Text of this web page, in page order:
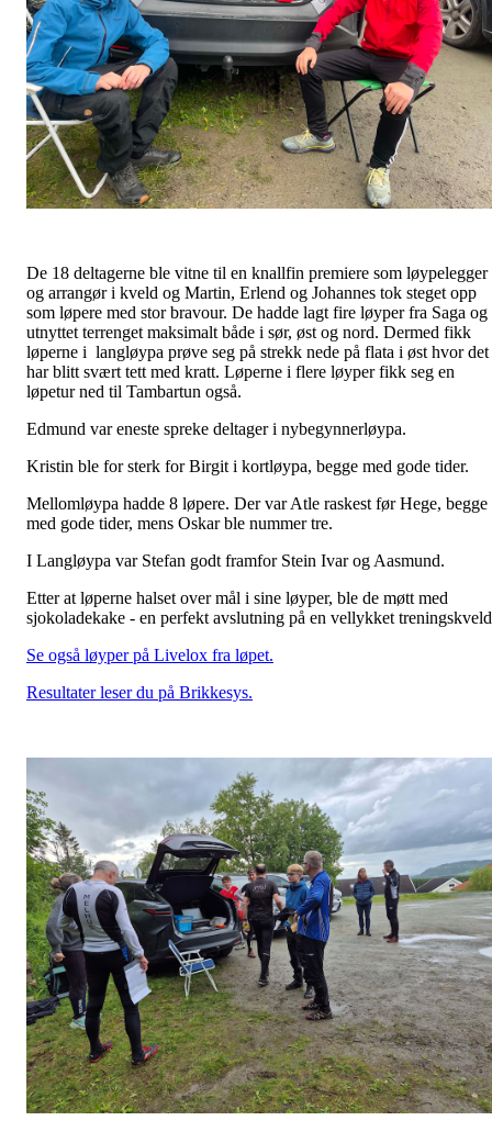
De 18 deltagerne ble vitne til en knallfin premiere som løypelegger
og arrangør i kveld og Martin, Erlend og Johannes tok steget opp
som løpere med stor bravour. De hadde lagt fire løyper fra Saga og
utnyttet terrenget maksimalt både i sør, øst og nord. Dermed fikk
løperne i langløypa prøve seg på strekk nede på flata i øst hvor det
har blitt svært tett med kratt. Løperne i flere løyper fikk seg en
løpetur ned til Tambartun også.
Edmund var eneste spreke deltager i nybegynnerløypa.
Kristin ble for sterk for Birgit i kortløypa, begge med gode tider.
Mellomløypa hadde 8 løpere. Der var Atle raskest før Hege, begge
med gode tider, mens Oskar ble nummer tre.
I Langløypa var Stefan godt framfor Stein Ivar og Aasmund.
Etter at løperne halset over mål i sine løyper, ble de møtt med
sjokoladekake - en perfekt avslutning på en vellykket
Se også løyper på Livelox fra løpet.
Resultater leser du på Brikkesys.